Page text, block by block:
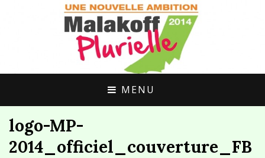
MALAKOFF
PLURIELLE
UNE ALTERNATIVE CITOYENNE POUR
MALAKOFF
MENU
logo-MP-
2014_officiel_couverture_FB